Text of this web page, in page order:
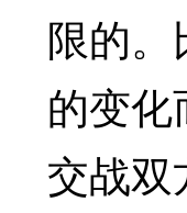
限的
的变
交战